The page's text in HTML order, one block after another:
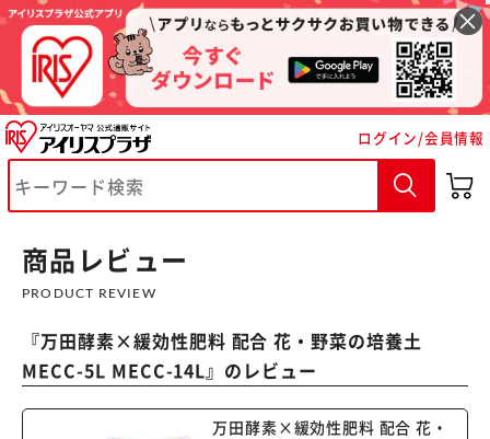
ログイン/会員情報
商品レビュー
PRODUCT REVIEW
『万田酵素×緩効性肥料 配合 花・野菜の培養土
MECC-5L MECC-14L』のレビュー
万田酵素×緩効性肥料 配合 花・
※ご確認ください